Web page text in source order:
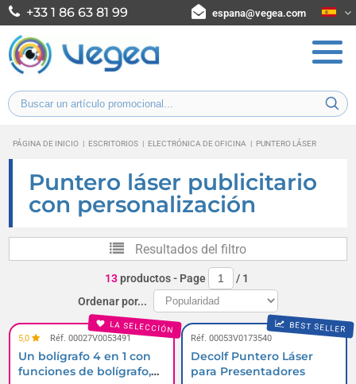
+33 1 86 63 81 99 espana@vegea.com
PÁGINA DE INICIO | ESCRITORIOS | ELECTRÓNICA DE OFICINA | PUNTERO LÁSER
Puntero láser publicitario
con personalización
Resultados del filtro
13productos- Page / 1
Ordenar por...
LA SELECCIÓN
5,0 Réf. 00027V0053491
Un bolígrafo 4 en 1 con
funciones de bolígrafo,
BEST SELLER
Réf. 00053V0173540
Decolf Puntero Láser
para Presentadores